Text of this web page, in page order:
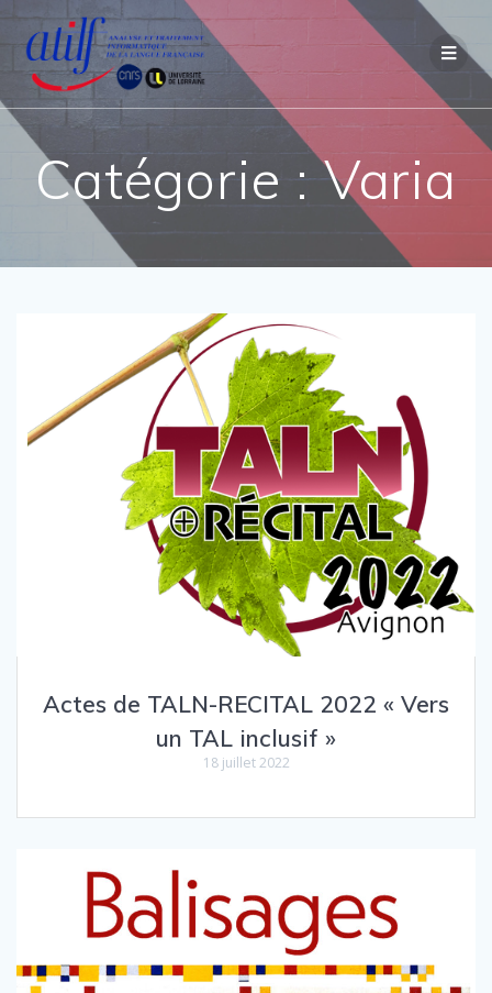
Catégorie :Varia
Actes de TALN-RECITAL 2022 « Vers
un TAL inclusif »
18 juillet 2022